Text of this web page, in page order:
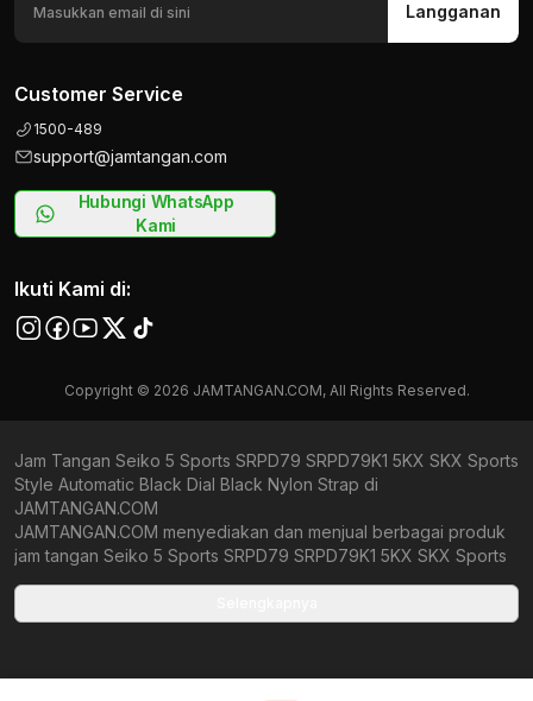
Langganan
Customer Service
1500-489
support@jamtangan.com
Hubungi WhatsApp
Kami
Ikuti Kami di:
Copyright © 2026 JAMTANGAN.COM, All Rights Reserved.
Jam Tangan Seiko 5 Sports SRPD79 SRPD79K1 5KX SKX Sports
Style Automatic Black Dial Black Nylon Strap di
JAMTANGAN.COM
JAMTANGAN.COM menyediakan dan menjual berbagai produk
jam tangan Seiko 5 Sports SRPD79 SRPD79K1 5KX SKX Sports
berkomitmen untuk memberi penawaran terbaik bagi setiap
tersedia merupakan produk jam tangan original, berkualitas